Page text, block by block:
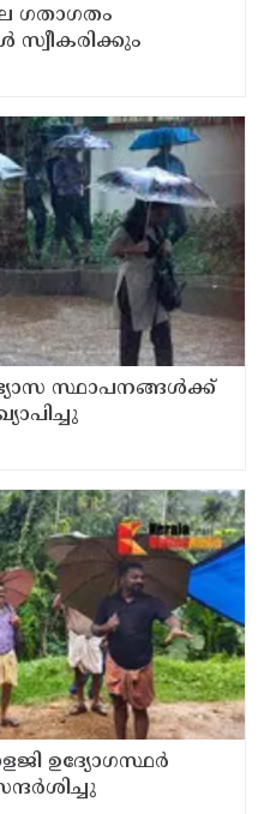
ഗതാഗതം
സ്വീകരിക്കും
സ്ഥാപനങ്ങള്‍ക്ക്
ഉദ്യോഗസ്ഥർ